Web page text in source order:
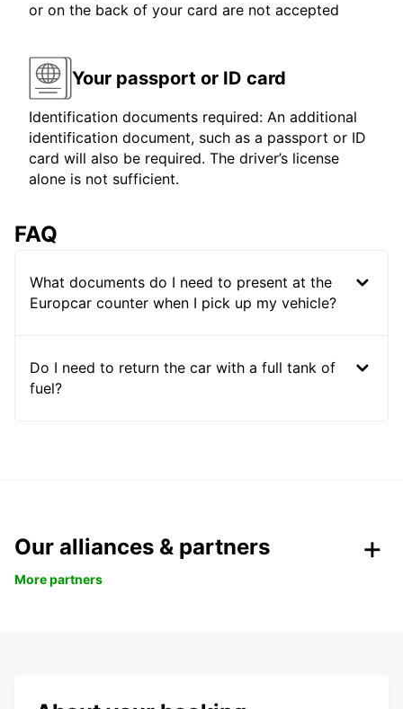
or on the back of your card are not accepted
Your passport or ID card
Identification documents required: An additional
identification document, such as a passport or ID
card will also be required. The driver’s license
alone is not sufficient.
FAQ
What documents do I need to present at the
Europcar counter when I pick up my vehicle?
Do I need to return the car with a full tank of
fuel?
Our alliances & partners
More partners